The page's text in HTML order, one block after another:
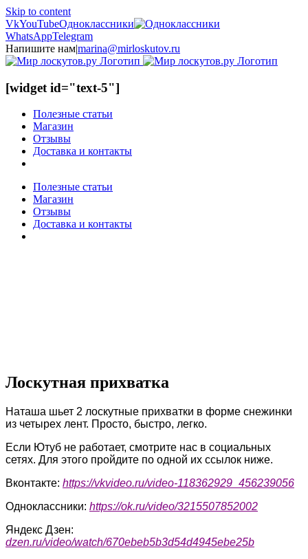
Skip to content
VkYouTubeОдноклассники
WhatsAppTelegram
Напишите нам|marina@mirloskutov.ru
[widget id="text-5"]
Полезные статьи
Магазин
Отзывы
Доставка и контакты
Полезные статьи
Магазин
Отзывы
Доставка и контакты
Лоскутная прихватка
Наташа шьет 2 лоскутные прихватки в форме снежинки
из четырех лент. Просто, быстро, легко.
Если Ютуб не работает, смотрите нас в социальных
сетях. Для этого пройдите по одной их ссылок ниже.
Вконтакте: https://vkvideo.ru/video-118362929_456239056
Одноклассники: https://ok.ru/video/3215507852002
Яндекс Дзен:
dzen.ru/video/watch/670ebeb5b3d54d4945ebe25b